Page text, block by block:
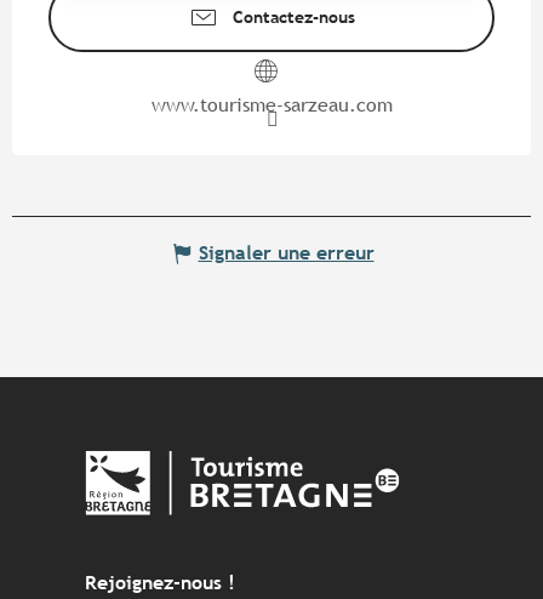
Contactez-nous
www.tourisme-sarzeau.com
Signaler une erreur
Rejoignez-nous !